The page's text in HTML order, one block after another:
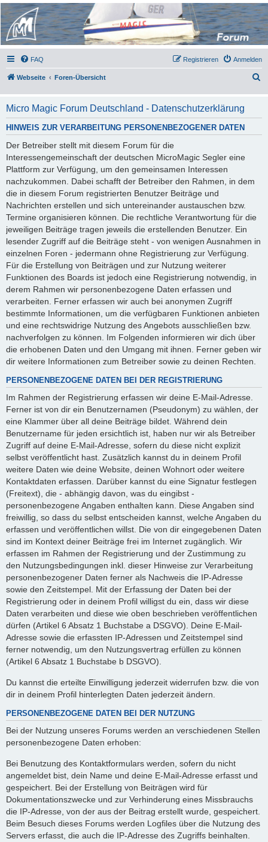
Micro Magic Forum
Deutschland
FAQ Anmelden
Registrieren
Webseite Foren-Übersicht
h
e
Micro Magic Forum Deutschland - Datenschutzerklärung
HINWEIS ZUR VERARBEITUNG PERSONENBEZOGENER DATEN
Der Betreiber stellt mit diesem Forum für die
Interessengemeinschaft der deutschen MicroMagic Segler eine
Plattform zur Verfügung, um den gemeinsamen Interessen
nachzukommen. Dabei schafft der Betreiber den Rahmen, in dem
die in diesem Forum registrierten Benutzer Beiträge und
Nachrichten erstellen und sich untereinander austauschen bzw.
Termine organisieren können. Die rechtliche Verantwortung für die
jeweiligen Beiträge tragen jeweils die erstellenden Benutzer. Ein
lesender Zugriff auf die Beiträge steht - von wenigen Ausnahmen in
einzelnen Foren - jedermann ohne Registrierung zur Verfügung.
Für die Erstellung von Beiträgen und zur Nutzung weiterer
Funktionen des Boards ist jedoch eine Registrierung notwendig, in
derem Rahmen wir personenbezogene Daten erfassen und
verarbeiten. Ferner erfassen wir auch bei anonymen Zugriff
bestimmte Informationen, um die verfügbaren Funktionen anbieten
und eine rechtswidrige Nutzung des Angebots ausschließen bzw.
nachverfolgen zu können. Im Folgenden informieren wir dich über
die erhobenen Daten und den Umgang mit ihnen. Ferner geben wir
dir weitere Informationen zum Betreiber sowie zu deinen Rechten.
PERSONENBEZOGENE DATEN BEI DER REGISTRIERUNG
Im Rahmen der Registrierung erfassen wir deine E-Mail-Adresse.
Ferner ist von dir ein Benutzernamen (Pseudonym) zu wählen, der
eine Klammer über all deine Beiträge bildet. Während dein
Benutzername für jeden ersichtlich ist, haben nur wir als Betreiber
Zugriff auf deine E-Mail-Adresse, sofern du diese nicht explizit
selbst veröffentlicht hast. Zusätzlich kannst du in deinem Profil
weitere Daten wie deine Website, deinen Wohnort oder weitere
Kontaktdaten erfassen. Darüber kannst du eine Signatur festlegen
(Freitext), die - abhängig davon, was du eingibst -
personenbezogene Angaben enthalten kann. Diese Angaben sind
freiwillig, so dass du selbst entscheiden kannst, welche Angaben du
erfassen und veröffentlichen willst. Die von dir eingegebenen Daten
sind im Kontext deiner Beiträge frei im Internet zugänglich. Wir
erfassen im Rahmen der Registrierung und der Zustimmung zu
den Nutzungsbedingungen inkl. dieser Hinweise zur Verarbeitung
personenbezogener Daten ferner als Nachweis die IP-Adresse
sowie den Zeitstempel. Mit der Erfassung der Daten bei der
Registrierung oder in deinem Profil willigst du ein, dass wir diese
Daten verarbeiten und diese wie oben beschrieben veröffentlichen
dürfen (Artikel 6 Absatz 1 Buchstabe a DSGVO). Deine E-Mail-
Adresse sowie die erfassten IP-Adressen und Zeitstempel sind
ferner notwendig, um den Nutzungsvertrag erfüllen zu können
(Artikel 6 Absatz 1 Buchstabe b DSGVO).
Du kannst die erteilte Einwilligung jederzeit widerrufen bzw. die von
dir in deinem Profil hinterlegten Daten jederzeit ändern.
PERSONENBEZOGENE DATEN BEI DER NUTZUNG
Bei der Nutzung unseres Forums werden an verschiedenen Stellen
personenbezogene Daten erhoben:
Bei Benutzung des Kontaktformulars werden, sofern du nicht
angemeldet bist, dein Name und deine E-Mail-Adresse erfasst und
gespeichert. Bei der Erstellung von Beiträgen wird für
Dokumentationszwecke und zur Verhinderung eines Missbrauchs
die IP-Adresse, von der aus der Beitrag erstellt wurde, gespeichert.
Beim Besuch dieses Forums werden Logfiles über die Nutzung des
Servers erfasst, die auch die IP-Adresse des Zugriffs beinhalten.